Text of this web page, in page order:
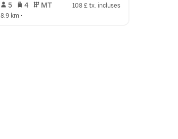
5 4 MT
108 £ tx. incluses
8.9 km •